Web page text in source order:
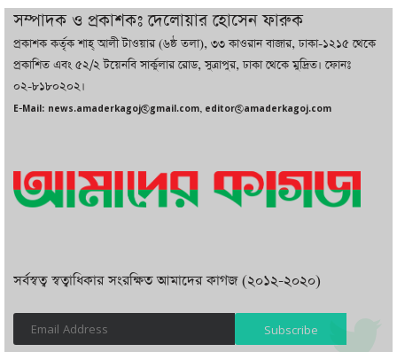
বাজারে কাঁচা মরিচে ‘আগুন’, ‘এত দাম তো
আগে দেখিনি’
সম্পাদক ও প্রকাশকঃ দেলোয়ার হোসেন ফারুক
প্রকাশক কর্তৃক শাহ্ আলী টাওয়ার (৬ষ্ঠ তলা), ৩৩ কাওরান বাজার, ঢাকা-১২১৫ থেকে
প্রকাশিত এবং ৫২/২ টয়েনবি সার্কুলার রোড, সুত্রাপুর, ঢাকা থেকে মুদ্রিত। ফোনঃ
০২-৮১৮০২০২।
E-Mail: news.amaderkagoj@gmail.com, editor@amaderkagoj.com
সর্বস্বত্ব স্বত্বাধিকার সংরক্ষিত আমাদের কাগজ (২০১২-২০২০)